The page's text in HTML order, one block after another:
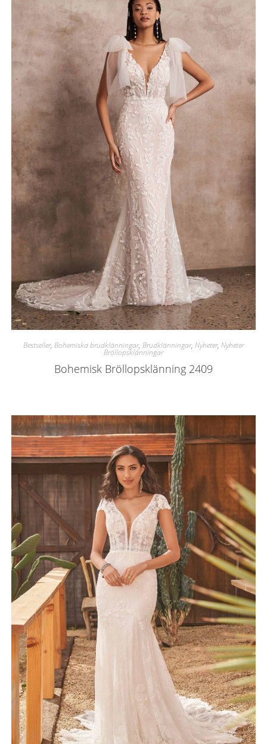
Bestseller, Bohemiska brudklänningar, Brudklänningar, Nyheter, Nyheter
Bröllopsklänningar
Bohemisk Bröllopsklänning 2409